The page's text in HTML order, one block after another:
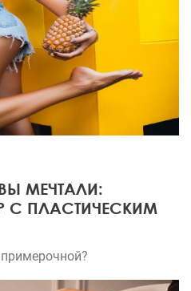
МЕЧТАЛИ:
С ПЛАСТИЧЕСКИМ